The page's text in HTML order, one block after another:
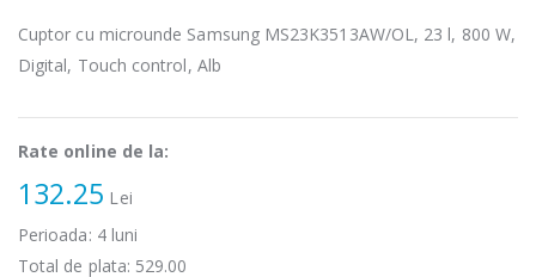
Cuptor cu microunde Samsung MS23K3513AW/OL, 23 l, 800 W,
Digital, Touch control, Alb
Rate online de la:
132.25 Lei
Perioada: 4luni
Total de plata: 529.00
1 499,00 Lei
Espressor
Heinner ...
799,00 Lei
NobeLTek ...